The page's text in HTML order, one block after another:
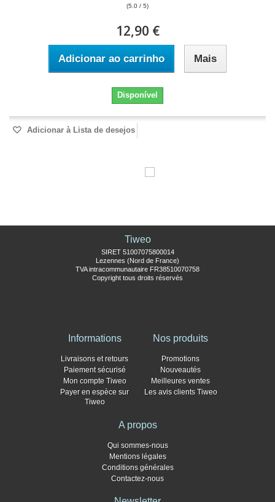
(5.0 / 5)
12,90 €
Adicionar ao carrinho Mais
Disponível
Adicionar à Lista de desejos
Tiweo
SIRET 51007075800014
Lezennes (Nord de France)
TVA intracommunautaire FR38510070758
Copyright tous droits réservés
Informations
Livraisons et retours
Paiement sécurisé
Mon compte Tiweo
Payer en espèce sur
Tiweo
Nos produits
Promotions
Nouveautés
Meilleures ventes
Les avis clients Tiweo
A propos
Qui sommes-nous
Mentions légales
Conditions générales
Contactez-nous